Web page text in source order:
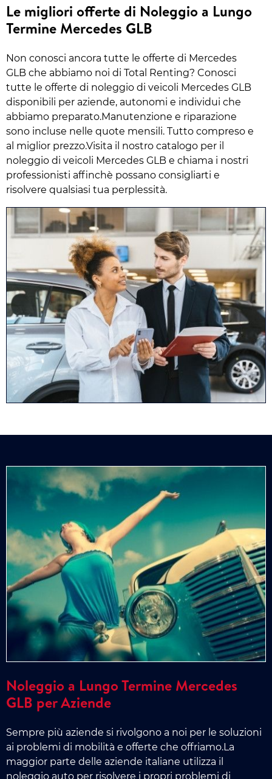
Le migliori offerte di Noleggio a Lungo
Termine Mercedes GLB
Non conosci ancora tutte le offerte di Mercedes
GLB che abbiamo noi di Total Renting? Conosci
tutte le offerte di noleggio di veicoli Mercedes GLB
disponibili per aziende, autonomi e individui che
abbiamo preparato.Manutenzione e riparazione
sono incluse nelle quote mensili. Tutto compreso e
al miglior prezzo.Visita il nostro catalogo per il
noleggio di veicoli Mercedes GLB e chiama i nostri
professionisti affinchè possano consigliarti e
risolvere qualsiasi tua perplessità.
Noleggio a Lungo Termine Mercedes
GLB per Aziende
Sempre più aziende si rivolgono a noi per le soluzioni
ai problemi di mobilità e offerte che offriamo.La
maggior parte delle aziende italiane utilizza il
noleggio auto per risolvere i propri problemi di